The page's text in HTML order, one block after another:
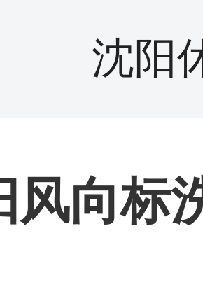
沈阳
风向标